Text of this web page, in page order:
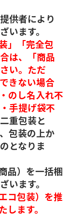
供者により
います。
」「完全包
は、「商品
い。ただ
きない場合
のし名入れ不
手提げ袋不
二重包装と
包装の上か
となりま
品）を一括梱
います。
コ包装）を推
ます。